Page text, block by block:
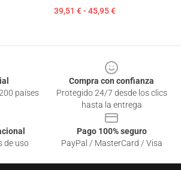
39,51 € - 45,95 €
países
Compra con confianza
Protegido 24/7 desde los clics
hasta la entrega
de uso
Pago 100% seguro
PayPal / MasterCard / Visa